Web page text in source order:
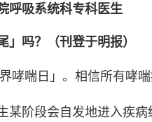
吸系统科专科医生
」吗？（刊登于明报）
哮喘日」。相信所有哮
某阶段会自发地进入疾